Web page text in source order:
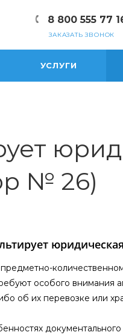
8 800 555 77
ЗАКАЗАТЬ ЗВОНОК
УСЛУГИ
№ 26)
особого внимания
об их перевозке или